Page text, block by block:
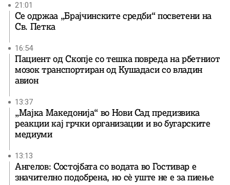
21:01
Се одржаа „Брајчинските средби“ посветени на
Св. Петка
16:54
Пациент од Скопје со тешка повреда на рбетниот
мозок транспортиран од Кушадаси со владин
авион
13:37
„Мајка Македонија“ во Нови Сад предизвика
реакции кај грчки организации и во бугарските
медиуми
13:13
Ангелов: Состојбата со водата во Гостивар е
значително подобрена, но сè уште не е за пиење